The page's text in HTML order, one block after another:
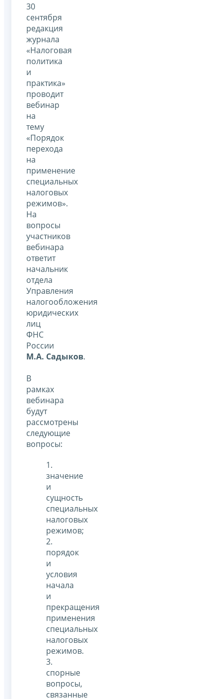
30
сентября
редакция
журнала
«Налоговая
политика
и
практика»
проводит
вебинар
на
тему
«Порядок
перехода
на
применение
специальных
налоговых
режимов».
На
вопросы
участников
вебинара
ответит
начальник
отдела
Управления
налогообложения
юридических
лиц
ФНС
России
М.А. Садыков.
В
рамках
вебинара
будут
рассмотрены
следующие
вопросы:
1.
значение
и
сущность
специальных
налоговых
режимов;
2.
порядок
и
условия
начала
и
прекращения
применения
специальных
налоговых
режимов.
3.
спорные
вопросы,
связанные